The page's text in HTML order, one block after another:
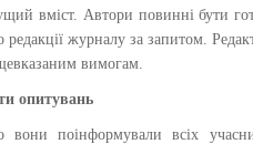
вміст. Автори повинні бути
редакції журналу за запитом.
вимогам.
опитувань
вони поінформували всіх